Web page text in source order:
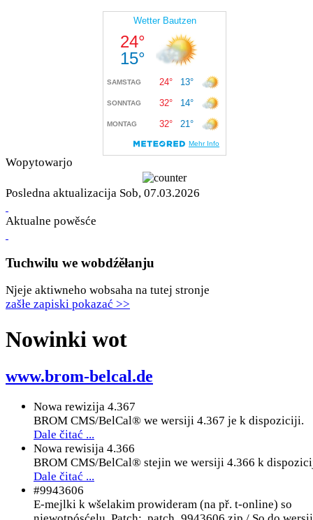
Wopytowarjo
Posledna aktualizacija Sob, 07.03.2026
Aktualne powěsće
Tuchwilu we wobdźěłanju
Njeje aktiwneho wobsaha na tutej stronje
zašłe zapiski pokazać >>
Nowinki wot
www.brom-belcal.de
Nowa rewizija 4.367
BROM CMS/BelCal® we wersiji 4.367 je k dispoziciji.
Dale čitać ...
Nowa rewisija 4.366
BROM CMS/BelCal® stejin we wersiji 4.366 k
Dale čitać ...
#9943606
E-mejlki k wšelakim prowideram (na př. t-online) so